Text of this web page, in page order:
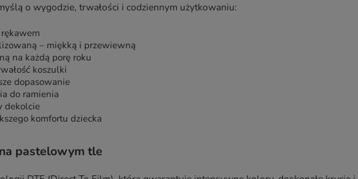
o wygodzie, trwałości i codziennym użytkowaniu:
– miękką i przewiewną
na każdą porę roku
koszulki
dopasowanie
do ramienia
dekolcie
komfortu dziecka
pastelowym tle